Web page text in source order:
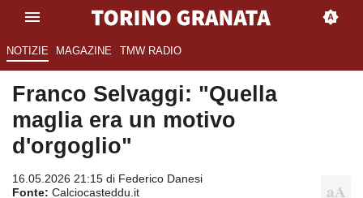
NOTIZIE MAGAZINE TMW RADIO
Franco Selvaggi: "Quella
maglia era un motivo
d'orgoglio"
16.05.2026 21:15 di Federico Danesi
Fonte: Calciocasteddu.it